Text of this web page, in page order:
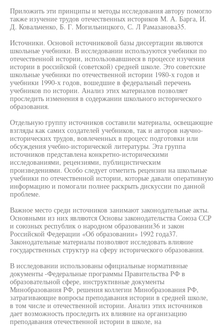
Приложить эти принципы и методы исследования автору помогло
также изучение трудов отечественных историков М. А. Барга, И.
Д. Ковальченко, Б. Г. Могильницкого, С. Л Рамазанова35.
Источники. Основой источниковой базы диссертации являются
школьные учебники. В исследовании используются учебники по
отечественной истории, использовавшиеся в процессе изучения
истории в российской (советской) средней школе. Это советские
школьные учебники по отечественной истории 1980-х годов и
учебники 1990-х годов, вошедшие в федеральный перечень
учебников по истории. Анализ этих материалов позволяет
проследить изменения в содержании школьного исторического
образования.
Отдельную группу источников составили материалы, освещающие
взгляды как самих создателей учебников, так и авторов научно-
исторических трудов, вовлеченных в процесс подготовки или
обсуждения учебно-исторической литературы. Эта группа
источников представлена конкретно-историческими
исследованиями, рецензиями, публицистическим
произведениями. Особо следует отметить рецензии на школьные
учебники по отечественной истории, которые давали оперативную
информацию и помогали полнее раскрыть дискуссии по данной
проблеме.
Важное место среди источников занимают законодательные акты.
Основными из них являются Основы законодательства Союза ССР
и союзных республик о народном образовании36 и закон
Российской Федерации «Об образовании» 1992 года37.
Законодательные материалы позволяют исследовать влияние
государственных структур на сферу исторического образования.
В исследовании использованы официальные нормативные
документы -Федеральные программы Правительства РФ в
образовательной сфере, инструктивные документы
Минобразования РФ, решения коллегии Минобразования РФ,
затрагивающие вопросы преподавания истории в средней школе,
в том числе и отечественной истории. Анализ этих источников
дает возможность проследить их влияние на организацию
преподавания отечественной истории в школе, на